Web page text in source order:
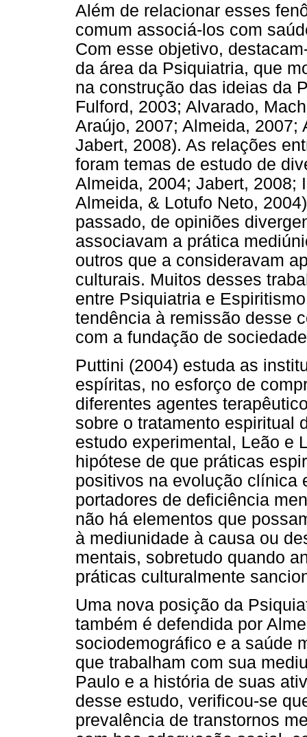
Além de relacionar esses
comum associá-los com
Com esse objetivo,
da área da Psiquiatria, que
na construção das ideias da
Fulford, 2003; Alvarado,
Araújo, 2007; Almeida, 2007;
Jabert, 2008). As relações
foram temas de estudo de
Almeida, 2004; Jabert, 2008;
Almeida, & Lotufo Neto,
passado, de opiniões
associavam a prática
outros que a consideravam
culturais. Muitos desses
entre Psiquiatria e
tendência à remissão desse
com a fundação de
Puttini (2004) estuda as
espíritas, no esforço de
diferentes agentes
sobre o tratamento espiritual
estudo experimental, Leão e
hipótese de que práticas
positivos na evolução clínica
portadores de deficiência
não há elementos que
à mediunidade à causa ou
mentais, sobretudo quando
práticas culturalmente
Uma nova posição da
também é defendida por
sociodemográfico e a saúde
que trabalham com sua
Paulo e a história de suas
desse estudo, verificou-se
prevalência de transtornos